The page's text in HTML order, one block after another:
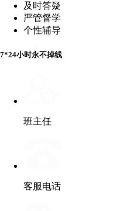
及时答疑
严管督学
个性辅导
7*24小时永不掉线
班主任
客服电话